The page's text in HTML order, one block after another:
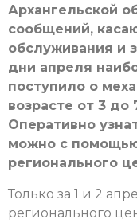
Архангельской
сообщений,
обслуживания и
дни апреля
поступило о
возрасте от 3
Оперативно
можно с
регионального
Только за 1 и 2
регионального